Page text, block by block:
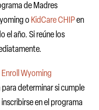
de Madres
o KidCare CHIPen
el año. Si reúne los
Wyoming
determinar si cumple
en el programa